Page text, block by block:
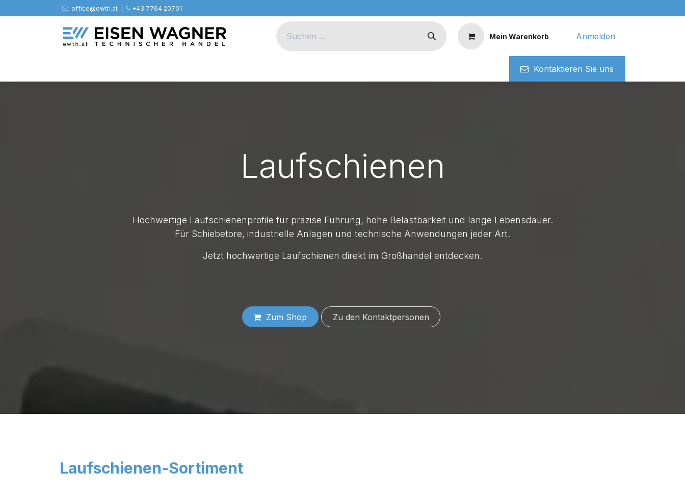
Zum Inhalt springenoffice@ewth.at | ​​​ +43 7764 20701
Mein Warenkorb Anmelden
Kontaktieren ​​Si​​e uns
Laufschienen
Hochwertige Laufschienenprofile für präzise Führung, hohe Belastbarkeit und lange Lebensdauer.
Für Schiebetore, industrielle Anlagen und technische Anwendungen jeder Art.
Jetzt hochwertige Laufschienen direkt im Großhandel entdecken.
Zum Shop Zu den Konta​​​​​​​​​​​​ktper​​sonen
Laufschienen-Sortiment